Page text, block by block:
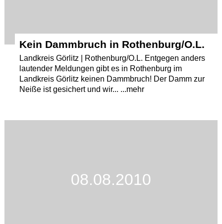
Kein Dammbruch in Rothenburg/O.L.
Landkreis Görlitz | Rothenburg/O.L. Entgegen anders
lautender Meldungen gibt es in Rothenburg im
Landkreis Görlitz keinen Dammbruch! Der Damm zur
Neiße ist gesichert und wir... ...mehr
08.08.2010